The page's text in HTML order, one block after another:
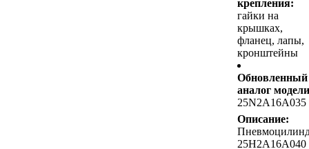
крепления:
гайки на
крышках,
фланец, лапы,
кронштейны
Обновленный
аналог
25N2A16A035
Описание:
25H2A16A040